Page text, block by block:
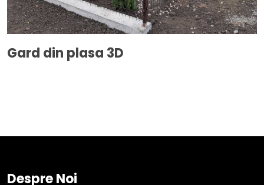
Gard din plasa 3D
Despre Noi